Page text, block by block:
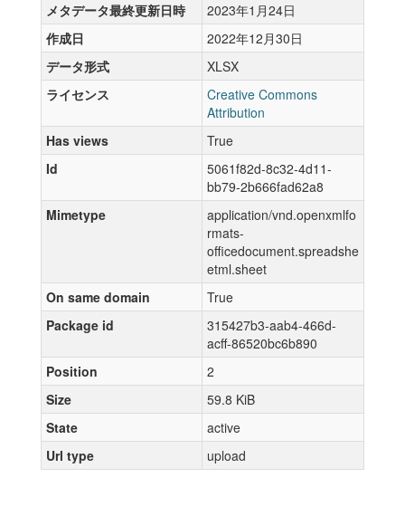
メタデータ最終更新日時
2023年1月24日
作成日
2022年12月30日
データ形式
XLSX
ライセンス
Creative Commons
Attribution
Has views
True
Id
5061f82d-8c32-4d11-
bb79-2b666fad62a8
Mimetype
application/vnd.openxmlfo
rmats-
officedocument.spreadshe
etml.sheet
On same domain
True
Package id
315427b3-aab4-466d-
acff-86520bc6b890
Position
2
Size
59.8 KiB
State
active
Url type
upload